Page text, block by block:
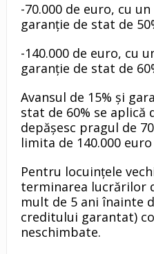
-70.000 de euro, cu
garanţie de stat de
-140.000 de euro, cu
garanţie de stat de
Avansul de 15% şi
stat de 60% se aplică
depăşesc pragul de
limita de 140.000
Pentru locuinţele
terminarea lucrărilor
mult de 5 ani înainte
creditului garantat)
neschimbate.